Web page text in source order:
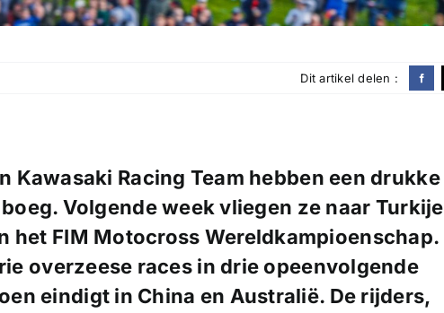
Dit artikel delen :
Kawasaki Racing Team hebben een drukke
Volgende week vliegen ze naar Turkije
het FIM Motocross Wereldkampioenschap.
overzeese races in drie opeenvolgende
eindigt in China en Australië. De rijders,